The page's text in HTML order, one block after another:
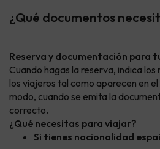
¿Qué documentos
Reserva y documentación para
Cuando hagas la reserva, indica los
los viajeros tal como aparecen en
modo, cuando se emita la
correcto.
¿Qué necesitas para viajar?
Si tienes nacionalidad